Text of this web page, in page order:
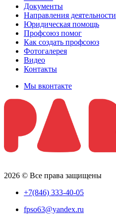
Документы
Направления деятельности
Юридическая помощь
Профсоюз помог
Как создать профсоюз
Фотогалерея
Видео
Контакты
Мы вконтакте
2026 © Все права защищены
+7(846) 333-40-05
fpso63@yandex.ru